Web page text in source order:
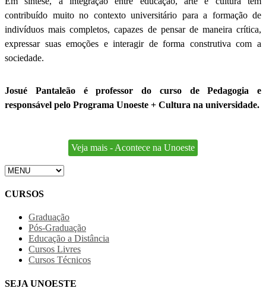
contribuído muito no contexto universitário para a formação de
indivíduos mais completos, capazes de pensar de maneira crítica,
expressar suas emoções e interagir de forma construtiva com a
sociedade.
Josué Pantaleão é professor do curso de Pedagogia e
responsável pelo Programa Unoeste + Cultura na universidade.
Veja mais - Acontece na Unoeste
CURSOS
Graduação
Pós-Graduação
Educação a Distância
Cursos Livres
Cursos Técnicos
SEJA UNOESTE